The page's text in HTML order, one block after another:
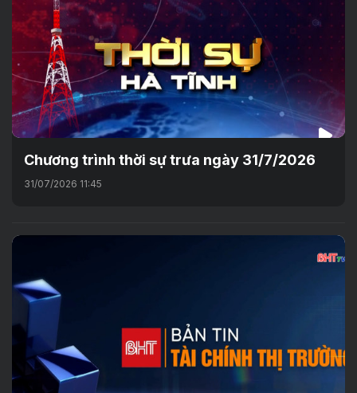
Chương trình thời sự trưa ngày 31/7/2026
31/07/2026 11:45